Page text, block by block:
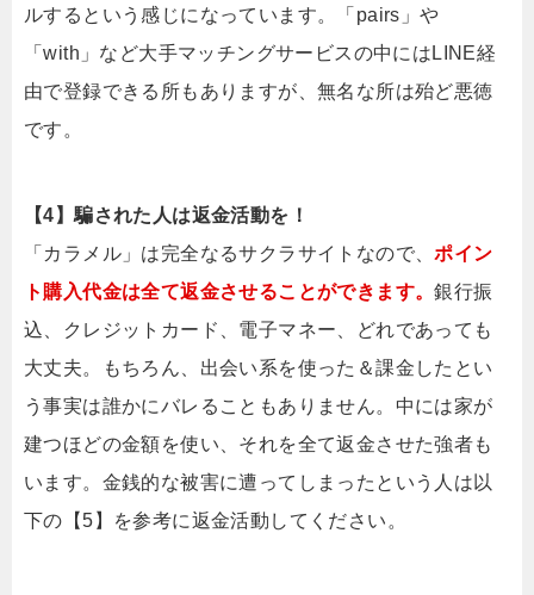
ルするという感じになっています。「pairs」や
「with」など大手マッチングサービスの中にはLINE経
由で登録できる所もありますが、無名な所は殆ど悪徳
です。
【4】騙された人は返金活動を！
「カラメル」は完全なるサクラサイトなので、ポイン
ト購入代金は全て返金させることができます。銀行振
込、クレジットカード、電子マネー、どれであっても
大丈夫。もちろん、出会い系を使った＆課金したとい
う事実は誰かにバレることもありません。中には家が
建つほどの金額を使い、それを全て返金させた強者も
います。金銭的な被害に遭ってしまったという人は以
下の【5】を参考に返金活動してください。